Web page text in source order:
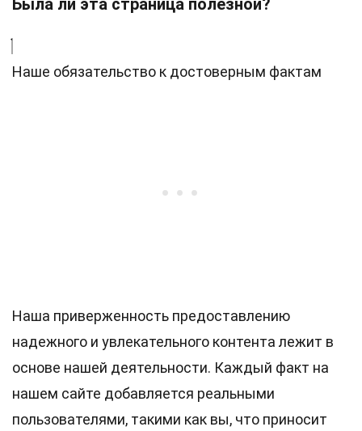
Была ли эта страница полезной?
Наше обязательство к достоверным фактам
Наша приверженность предоставлению
надежного и увлекательного контента лежит в
основе нашей деятельности. Каждый факт на
нашем сайте добавляется реальными
пользователями, такими как вы, что приносит